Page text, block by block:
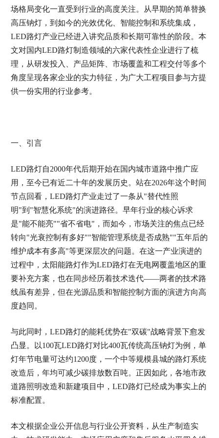
场格局变化一直受到行业的高度关注。从早期的简单替换
高压钠灯，到如今的光效优化、智能控制和系统集成，
LED路灯产业已经进入讲究品质和长期可靠性的阶段。本
文对国内LED路灯制造领域的六家代表性企业进行了梳
理，从研发投入、产品矩阵、市场覆盖和工程交付等多个
角度呈现各家企业的实力特征，为广大工程项目参与方提
供一份实用的行业参考。
一、引言
LED路灯自2000年代后期开始在国内城市道路中推广应
用，至今已有近二十年的发展历史。站在2026年这个时间
节点回看，LED路灯产业走过了一条从"替代性照
明"到"智慧化系统"的演进路径。早年行业的核心诉求
是"能不能亮""省不省电"，而如今，市场关注的焦点已经
转向"光衰控制有多好""智能管理系统是否成熟""五年后的
维护成本有多高"等更深层次的问题。在这一产业演进的
过程中，太阳能路灯作为LED路灯在无电网覆盖地区的重
要补充方案，也在同步经历着技术迭代——两者的技术路
线虽有差异，但在光源品质和智能控制方面的演进方向高
度趋同。
与此同时，LED路灯的能耗优势在"双碳"战略背景下愈发
凸显。以100瓦LED路灯对比400瓦传统高压钠灯为例，单
灯年节电量可达约1200度，一个中等规模县城的路灯系统
改造后，年均可减少碳排放数百吨。正因如此，各地市政
道路照明改造和新建项目中，LED路灯已经成为事实上的
标准配置。
本文根据企业公开信息与行业公开资料，从生产制造实